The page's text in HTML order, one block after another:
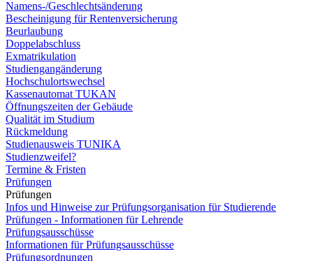
Namens-/Geschlechtsänderung
Bescheinigung für Rentenversicherung
Beurlaubung
Doppelabschluss
Exmatrikulation
Studiengangänderung
Hochschulortswechsel
Kassenautomat TUKAN
Öffnungszeiten der Gebäude
Qualität im Studium
Rückmeldung
Studienausweis TUNIKA
Studienzweifel?
Termine & Fristen
Prüfungen
Prüfungen
Infos und Hinweise zur Prüfungsorganisation für Studierende
Prüfungen - Informationen für Lehrende
Prüfungsausschüsse
Informationen für Prüfungsausschüsse
Prüfungsordnungen